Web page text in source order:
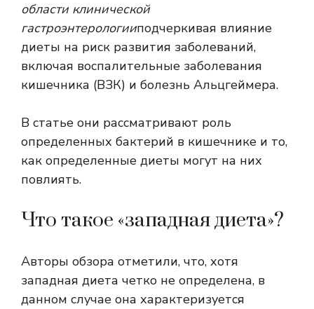
области клинической
гастроэнтерологииподчеркивая влияние
диеты на риск развития заболеваний,
включая воспалительные заболевания
кишечника (ВЗК) и болезнь Альцгеймера.
В статье они рассматривают роль
определенных бактерий в кишечнике и то,
как определенные диеты могут на них
повлиять.
Что такое «западная диета»?
Авторы обзора отметили, что, хотя
западная диета четко не определена, в
данном случае она характеризуется